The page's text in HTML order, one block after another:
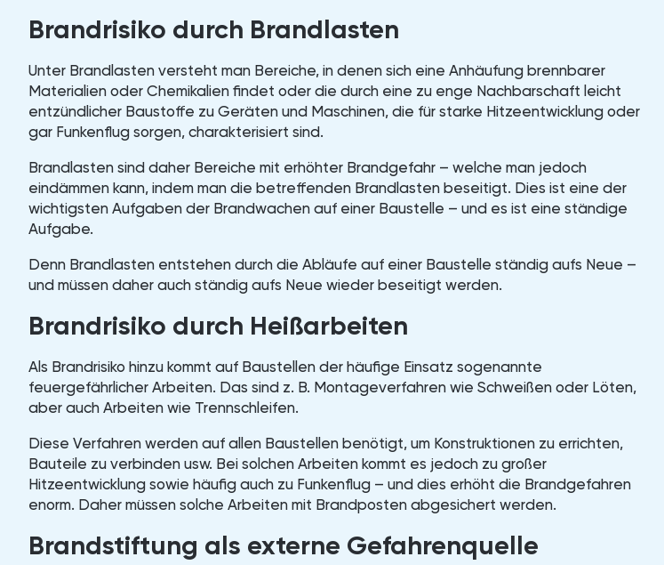
Brandrisiko durch Brandlasten
Unter Brandlasten versteht man Bereiche, in denen sich eine Anhäufung brennbarer
Materialien oder Chemikalien findet oder die durch eine zu enge Nachbarschaft leicht
entzündlicher Baustoffe zu Geräten und Maschinen, die für starke Hitzeentwicklung oder
gar Funkenflug sorgen, charakterisiert sind.
Brandlasten sind daher Bereiche mit erhöhter Brandgefahr – welche man jedoch
eindämmen kann, indem man die betreffenden Brandlasten beseitigt. Dies ist eine der
wichtigsten Aufgaben der Brandwachen auf einer Baustelle – und es ist eine ständige
Aufgabe.
Denn Brandlasten entstehen durch die Abläufe auf einer Baustelle ständig aufs Neue –
und müssen daher auch ständig aufs Neue wieder beseitigt werden.
Brandrisiko durch Heißarbeiten
Als Brandrisiko hinzu kommt auf Baustellen der häufige Einsatz sogenannte
feuergefährlicher Arbeiten. Das sind z. B. Montageverfahren wie Schweißen oder Löten,
aber auch Arbeiten wie Trennschleifen.
Diese Verfahren werden auf allen Baustellen benötigt, um Konstruktionen zu errichten,
Bauteile zu verbinden usw. Bei solchen Arbeiten kommt es jedoch zu großer
Hitzeentwicklung sowie häufig auch zu Funkenflug – und dies erhöht die Brandgefahren
enorm. Daher müssen solche Arbeiten mit Brandposten abgesichert werden.
Brandstiftung als externe Gefahrenquelle